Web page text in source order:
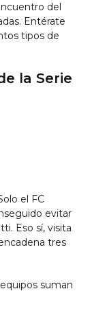
del
Entérate
tipos de
la Serie
el FC
evitar
Eso sí, visita
tres
suman